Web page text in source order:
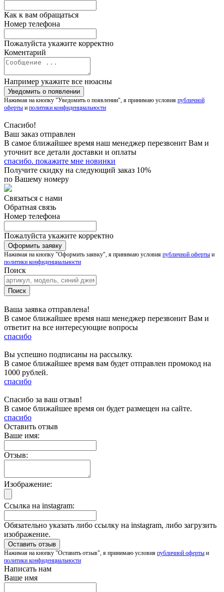
Как к вам обращаться
Номер телефона
Пожалуйста укажите корректно
Коментарий
Например укажите все нюасны
Нажимая на кнопку "Уведомить о появлении", я принимаю условия публичной
оферты и политики конфиденциальности
Спасибо!
Ваш заказ отправлен
В самое ближайшее время наш менеджер перезвонит Вам и
уточнит все детали доставки и оплаты
спасибо. покажите мне новинки
Получите скидку на следующий заказ 10%
по Вашему номеру
Связаться с нами
Обратная связь
Номер телефона
Пожалуйста укажите корректно
Нажимая на кнопку "Оформить заявку", я принимаю условия публичной оферты и
политики конфиденциальности
Поиск
Ваша заявка отправлена!
В самое ближайшее время наш менеджер перезвонит Вам и
ответит на все интересующие вопросы
спасибо
Вы успешно подписаны на рассылку.
В самое ближайшее время вам будет отправлен промокод на
1000 рублей.
спасибо
Спасибо за ваш отзыв!
В самое ближайшее время он будет размещен на сайте.
спасибо
Оставить отзыв
Ваше имя:
Отзыв:
Изображение:
Ссылка на instagram:
Обязательно указать либо ссылку на instagram, либо загрузить
изображение.
Нажимая на кнопку "Оставить отзыв", я принимаю условия публичной оферты и
политики конфиденциальности
Написать нам
Ваше имя